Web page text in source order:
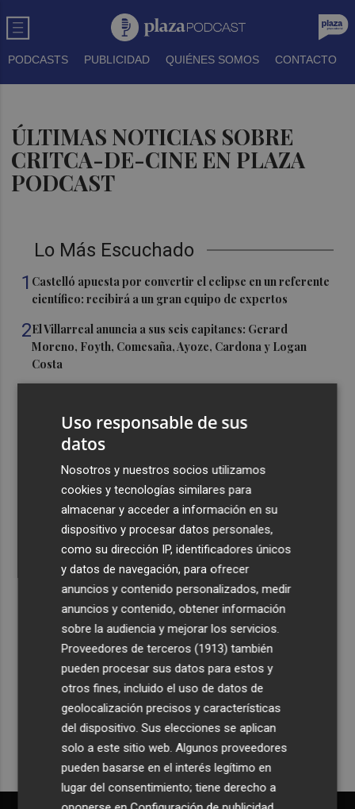
PODCASTS PUBLICIDAD QUIÉNES SOMOS CONTACTO
ÚLTIMAS NOTICIAS SOBRE
CRITCA-DE-CINE EN PLAZA
PODCAST
Lo Más Escuchado
1 Castelló apuesta por convertir el eclipse en un referente
científico: recibirá a un gran equipo de expertos
2El Villarreal anuncia a sus seis capitanes: Gerard
Moreno, Foyth, Comesaña, Ayoze, Cardona y Logan
Costa
San Javier da viabilidad al nuevo contrato del transporte
324 habitaciones
Estos son los estrenos que abren la cartelera en agosto:
de la comedia 'El último mono' a una nueva entrega de
'La Patrulla Canina'
Recibe toda la actualidad de
Plaza Podcast en tu correo
Quiero suscribirme
Uso responsable de sus
datos
Nosotros y nuestros socios utilizamos
cookies y tecnologías similares para
almacenar y acceder a información en su
dispositivo y procesar datos personales,
como su dirección IP, identificadores únicos
y datos de navegación, para ofrecer
anuncios y contenido personalizados, medir
anuncios y contenido, obtener información
sobre la audiencia y mejorar los servicios.
Proveedores de terceros (1913) también
pueden procesar sus datos para estos y
otros fines, incluido el uso de datos de
geolocalización precisos y características
del dispositivo. Sus elecciones se aplican
solo a este sitio web. Algunos proveedores
pueden basarse en el interés legítimo en
lugar del consentimiento; tiene derecho a